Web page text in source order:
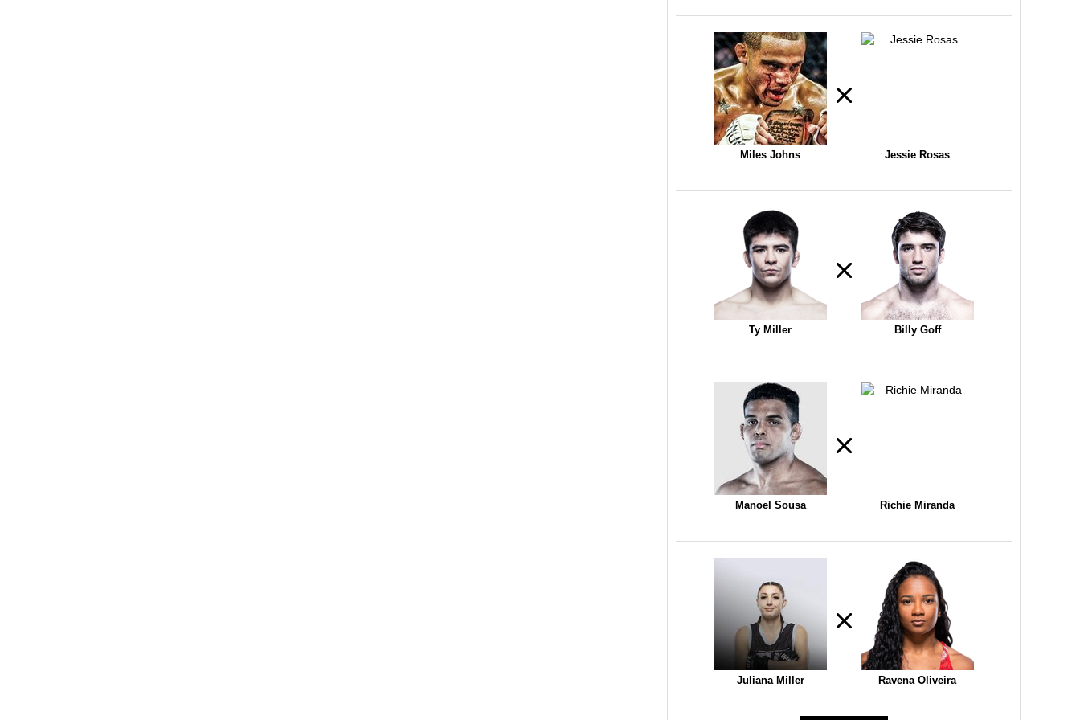
Miles Johns Jessie Rosas
Ty Miller Billy Goff
Manoel Sousa Richie Miranda
Juliana Miller Ravena Oliveira